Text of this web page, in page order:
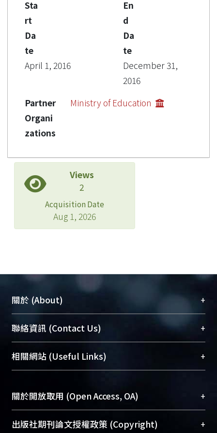
Sta
rt
Da
te
April 1, 2016
En
d
Da
te
December 31,
2016
Partner
Organi
zations
Ministry of Education
Views
2
Acquisition Date
Aug 1, 2026
關於 (About) +
臺大位居世界頂尖大學之列，為永久珍藏及向國際
展現本校豐碩的研究成果及學術能量，圖書館整合
機構典藏（NTUR）與學術庫（AH）不同功能平
台，成為臺大學術典藏NTU scholars。期能整合研
成果。
To permanently archive and promote researcher
profiles and scholarly works, Library integrates the
聯絡資訊 (Contact Us) +
總館學科館員(Main Library)
醫學圖書館學科館員(Medical Library)
Sciences Library)
相關網站 (Useful Links) +
關於開放取用 (Open Access, OA) +
開放取用是從使用者角度提升資訊取用性的社會運
出版社期刊論文授權政策 (Copyright) +